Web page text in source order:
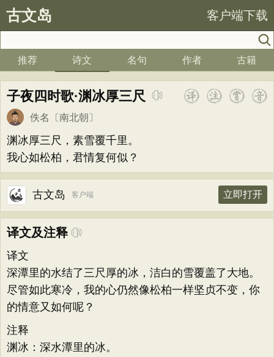
古文岛 客户端下载
推荐 诗文 名句 作者 古籍
子夜四时歌·渊冰厚三尺
佚名 〔南北朝〕
渊冰厚三尺，素雪覆千里。
我心如松柏，君情复何似？
古文岛 客户端 立即打开
译文及注释
译文
深潭里的水结了三尺厚的冰，洁白的雪覆盖了大地。
尽管如此寒冷，我的心仍然像松柏一样坚贞不变，你
的情意又如何呢？
注释
渊冰：深水潭里的冰。